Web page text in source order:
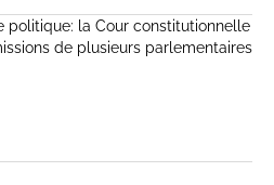
politique: la Cour constitutionnelle
de plusieurs parlementaires